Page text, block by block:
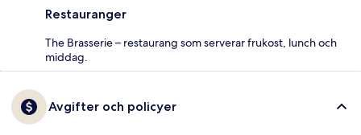
Restauranger
The Brasserie – restaurang som serverar frukost, lunch och
middag.
Avgifter och policyer